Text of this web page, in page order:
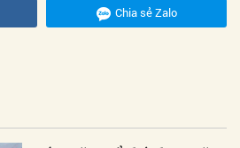
Chia sẻ Zalo